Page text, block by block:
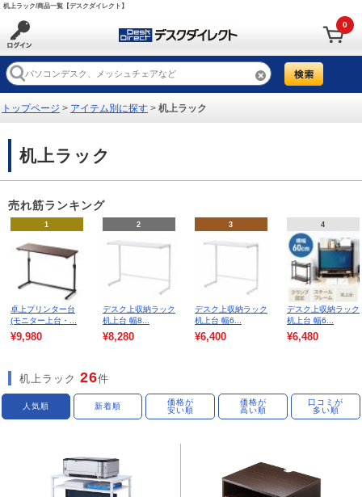
机上ラック/商品一覧【デスクダイレクト】
0
トップページ > アイテム別に探す > 机上ラック
机上ラック
売れ筋ランキング
1
卓上プリンター台
(モニター上台・...
¥9,980
2
デスク上収納ラック
机上台 幅8...
¥8,280
3
デスク上収納ラック
机上台 幅6...
¥6,400
4
デスク上収納ラック
机上台 幅6...
¥6,480
机上ラック 26件
人気順 新着順
価格が
安い順
価格が
高い順
口コミが
多い順